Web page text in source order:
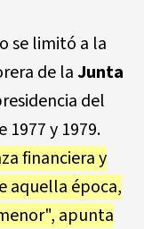
se limitó a la
de laJunta
del
1977 y 1979.
financiera y
aquella época,
apunta